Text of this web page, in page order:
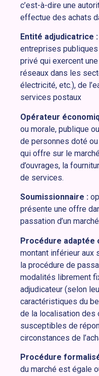
c’est-à-dire une
effectue des achats
Entité adjudicatrice :
entreprises
privé qui exercent
réseaux dans les
électricité, etc.), de
services postaux
Opérateur
ou morale, publique
de personnes doté
qui offre sur le
d’ouvrages, la
de services.
Soumissionnaire :
présente une offre
passation d’un
Procédure adaptée
montant inférieur aux
la procédure de
modalités librement
adjudicateur (selon
caractéristiques du
de la localisation des
susceptibles de
circonstances de
Procédure
du marché est égale